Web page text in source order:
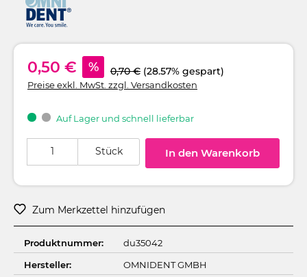
0,50 € % 0,70 € (28.57% gespart)
Preise exkl. MwSt. zzgl. Versandkosten
Auf Lager und schnell lieferbar
Stück In den Warenkorb
Zum Merkzettel hinzufügen
Produktnummer:
du35042
Hersteller:
OMNIDENT GMBH